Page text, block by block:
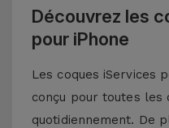
Découvrez les
pour iPhone
Les coques iServices
conçu pour toutes les
quotidiennement. De